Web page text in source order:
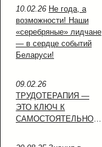
10.02.26 Не года, а
возможности! Наши
«серебряные» лидчане
— в сердце событий
Беларуси!
09.02.26
ТРУДОТЕРАПИЯ —
ЭТО КЛЮЧ К
САМОСТОЯТЕЛЬНОСТИ!